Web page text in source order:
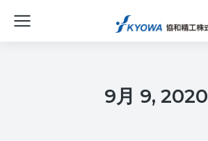
9月 9, 2020